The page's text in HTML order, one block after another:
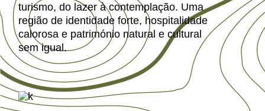
turismo, do lazer à contemplação. Uma
região de identidade forte, hospitalidade
calorosa e património natural e cultural
sem igual.